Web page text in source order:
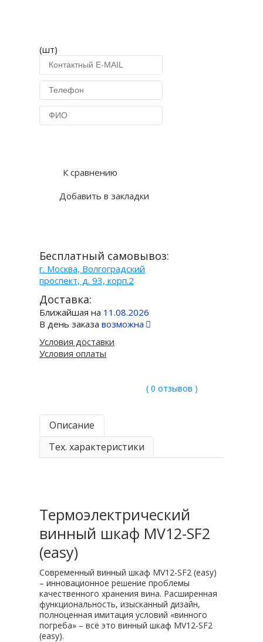
(шт)
К сравнению
Добавить в закладки
Бесплатный самовывоз:
г. Москва, Волгоградский
проспект, д. 93, корп.2
Доставка:
Ближайшая на 11.08.2026
В день заказавозможна
Условия доставки
Условия оплаты
( 0 отзывов )
Описание
Тех. характеристики
Термоэлектрический
винный шкаф MV12-SF2
(easy)
Современный винный шкаф MV12-SF2 (easy)
– инновационное решение проблемы
качественного хранения вина. Расширенная
функциональность, изысканный дизайн,
полноценная имитация условий «винного
погреба» – всё это винный шкаф MV12-SF2
(easy).